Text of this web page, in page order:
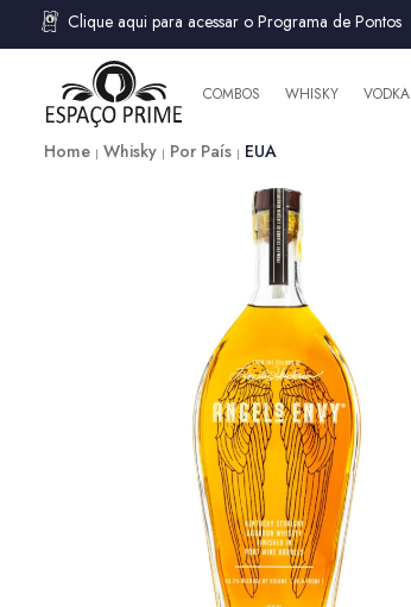
Clique aqui para acessar o Programa de Pontos
COMBOS WHISKY VODKA
Home Whisky Por País EUA